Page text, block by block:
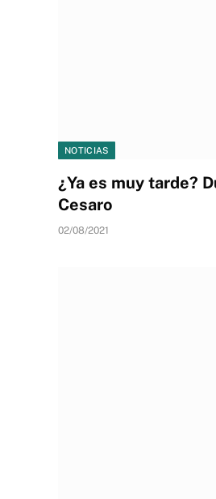
NOTICIAS
¿Ya es muy tarde?
Cesaro
02/08/2021